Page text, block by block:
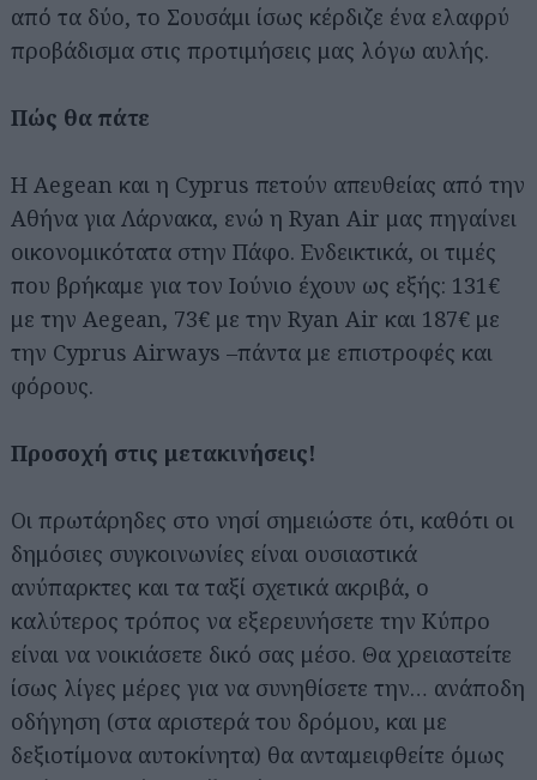
από τα δύο, το Σουσάμι ίσως κέρδιζε ένα ελαφρύ
προβάδισμα στις προτιμήσεις μας λόγω αυλής.
Πώς θα πάτε
Η Aegean και η Cyprus πετούν απευθείας από την
Αθήνα για Λάρνακα, ενώ η Ryan Air μας πηγαίνει
οικονομικότατα στην Πάφο. Ενδεικτικά, οι τιμές
που βρήκαμε για τον Ιούνιο έχουν ως εξής: 131€
με την Aegean, 73€ με την Ryan Air και 187€ με
την Cyprus Airways –πάντα με επιστροφές και
φόρους.
Προσοχή στις μετακινήσεις!
Οι πρωτάρηδες στο νησί σημειώστε ότι, καθότι οι
δημόσιες συγκοινωνίες είναι ουσιαστικά
ανύπαρκτες και τα ταξί σχετικά ακριβά, ο
καλύτερος τρόπος να εξερευνήσετε την Κύπρο
είναι να νοικιάσετε δικό σας μέσο. Θα χρειαστείτε
ίσως λίγες μέρες για να συνηθίσετε την… ανάποδη
οδήγηση (στα αριστερά του δρόμου, και με
δεξιοτίμονα αυτοκίνητα) θα ανταμειφθείτε όμως